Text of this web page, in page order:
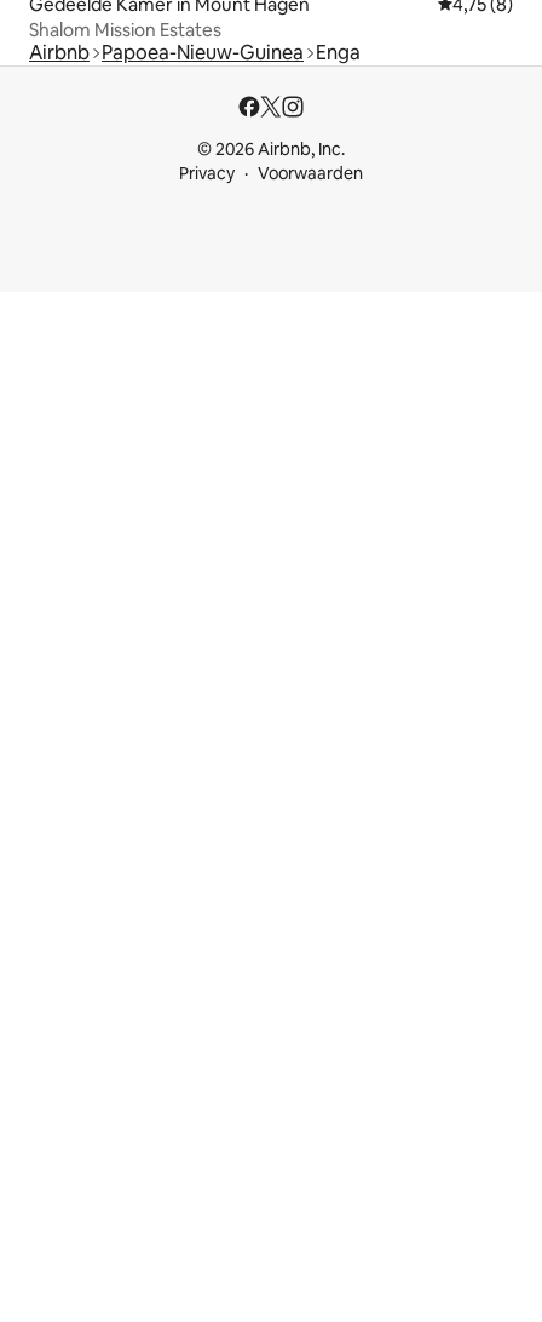
Shalom Mission Estates
Airbnb Papoea-Nieuw-Guinea Enga
© 2026 Airbnb, Inc.
Privacy
Voorwaarden